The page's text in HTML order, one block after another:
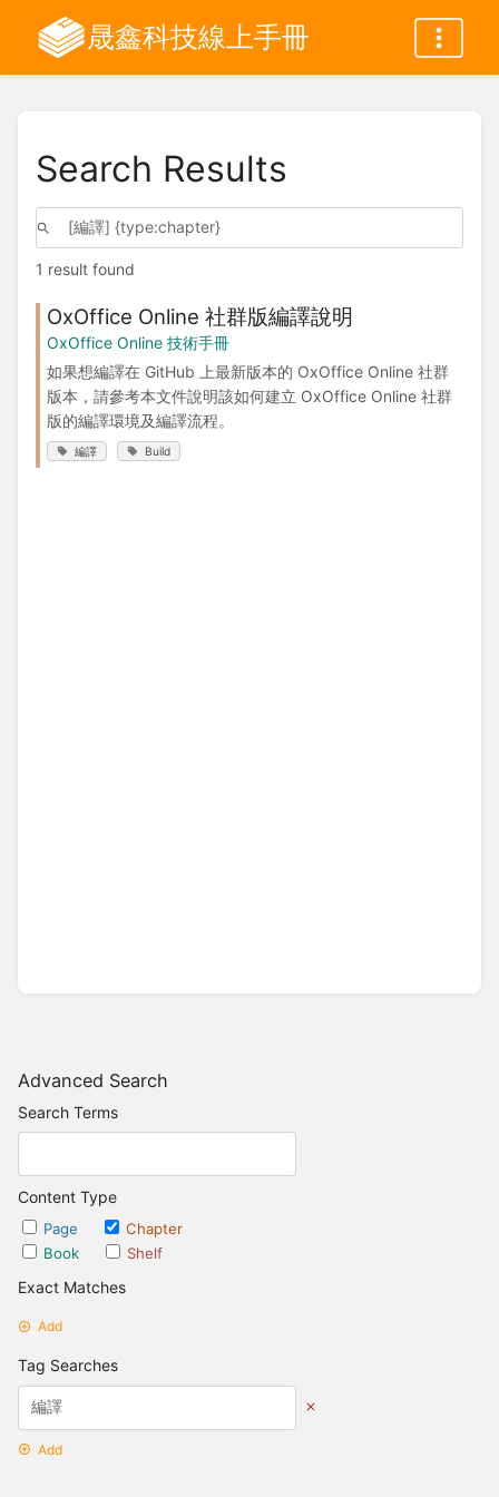
晟鑫科技線上手冊
Advanced Search
Search Terms
Content Type
Page
Chapter
Book
Shelf
Exact Matches
Add
Tag Searches
Add
Search Results
1 result found
OxOffice Online 社群版編譯說明
OxOffice Online 技術手冊
如果想編譯在 GitHub 上最新版本的 OxOffice Online 社群
版本，請參考本文件說明該如何建立 OxOffice Online 社群
版的編譯環境及編譯流程。
編譯 Build